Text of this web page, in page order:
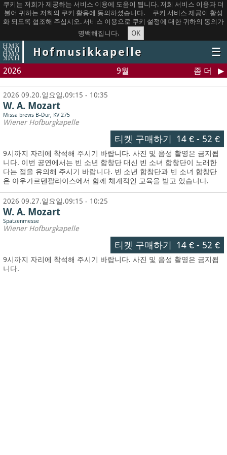
쿠키는 저희가 제공하는 서비스 이용에 도움이 됩니다. 저희 서비스 이용과 더
불어 귀하는 저희의 쿠키 활용에 동의하셨습니다.
쿠키 서비스 제공이 활성
화 되도록 협조해 주십시오. 서비스 이용으로 쿠키 설정에 대한 귀하의 동의가
명백해집니다.
OK
Hofmusikkapelle ☰
2026 9월 좀 더
2026 09.20.일요일,09:15 - 10:35
W. A. Mozart
Missa brevis B-Dur, KV 275
Wiener Hofburgkapelle
티켓 구매하기 14 €- 52 €
9시까지 자리에 착석해 주시기 바랍니다. 사진 및 음성 촬영은 금지됩
니다. 이번 공연에서는 빈 소년 합창단 대신 빈 소녀 합창단이 노래한
다는 점을 유의해 주시기 바랍니다. 빈 소년 합창단과 빈 소녀 합창단
은 아우가르텐팔라이스에서 함께 체계적인 교육을 받고 있습니다.
2026 09.27.일요일,09:15 - 10:25
W. A. Mozart
Spatzenmesse
Wiener Hofburgkapelle
티켓 구매하기 14 €- 52 €
9시까지 자리에 착석해 주시기 바랍니다. 사진 및 음성 촬영은 금지됩
니다.